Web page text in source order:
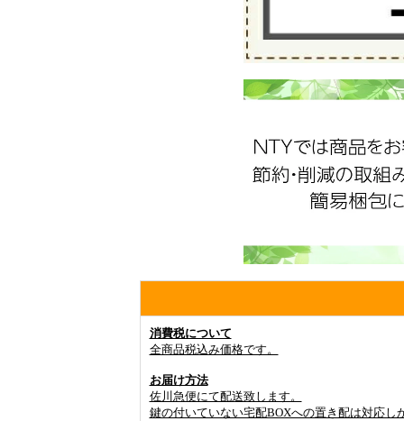
消費税について
全商品税込み価格です。
お届け方法
佐川急便にて配送致します。
鍵の付いていない宅配BOXへの置き配は対応し